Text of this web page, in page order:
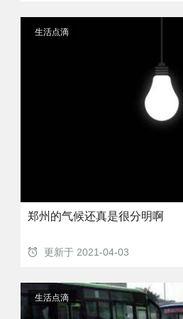
生活点滴
郑州的气候还真是很分明啊
更新于 2021-04-03
生活点滴